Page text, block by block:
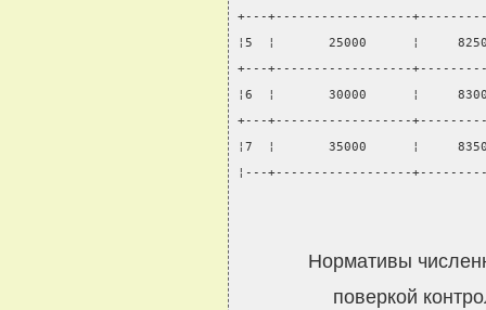
+---+------------------
¦5  ¦       25000      ¦
+---+------------------
¦6  ¦       30000      ¦
+---+------------------
¦7  ¦       35000      ¦
¦---+------------------
Нормативы
поверкой